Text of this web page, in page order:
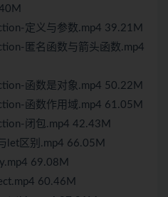
定义与参数.mp4 39.21M
匿名函数与箭头函数.mp4
函数是对象.mp4 50.22M
函数作用域.mp4 61.05M
闭包.mp4 42.43M
let区别.mp4 66.05M
69.08M
60.46M